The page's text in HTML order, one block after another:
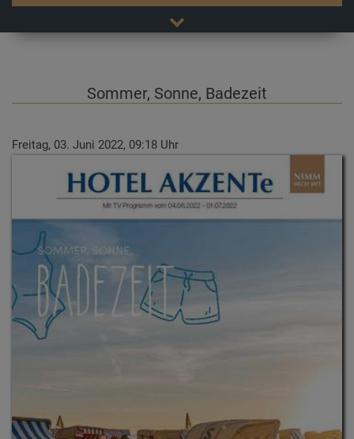
Sommer, Sonne, Badezeit
Freitag, 03. Juni 2022, 09:18 Uhr